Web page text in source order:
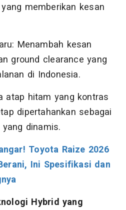
memberikan kesan
Menambah kesan
ground clearance yang
di Indonesia.
atap hitam yang kontras
dipertahankan sebagai
dinamis.
Toyota Raize 2026
Ini Spesifikasi dan
Hybrid yang